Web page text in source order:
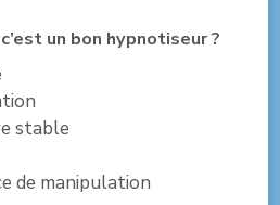
un bon hypnotiseur ?
stable
de manipulation